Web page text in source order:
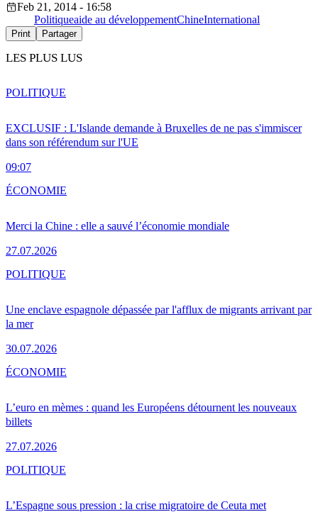
Feb 21, 2014 - 16:58
Politiqueaide au développementChineInternational
Print Partager
LES PLUS LUS
EXCLUSIF : L'Islande demande à Bruxelles de ne pas s'immiscer
dans son référendum sur l'UE
09:07
POLITIQUE
Merci la Chine : elle a sauvé l’économie mondiale
27.07.2026
ÉCONOMIE
Une enclave espagnole dépassée par l'afflux de migrants arrivant par
la mer
30.07.2026
POLITIQUE
L’euro en mèmes : quand les Européens détournent les nouveaux
billets
27.07.2026
ÉCONOMIE
L’Espagne sous pression : la crise migratoire de Ceuta met
POLITIQUE